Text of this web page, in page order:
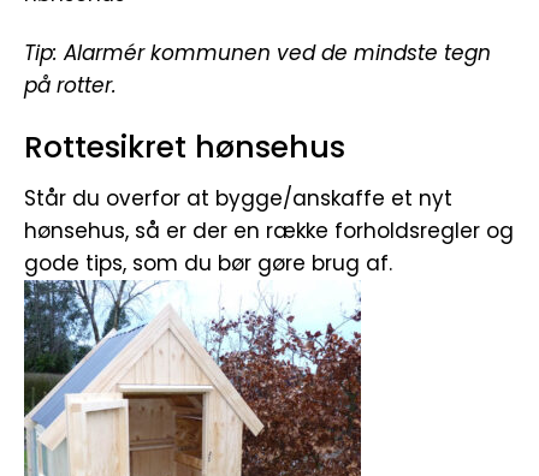
Tip: Alarmér kommunen ved de mindste tegn
på rotter.
Rottesikret hønsehus
Står du overfor at bygge/anskaffe et nyt
hønsehus, så er der en række forholdsregler og
gode tips, som du bør gøre brug af.